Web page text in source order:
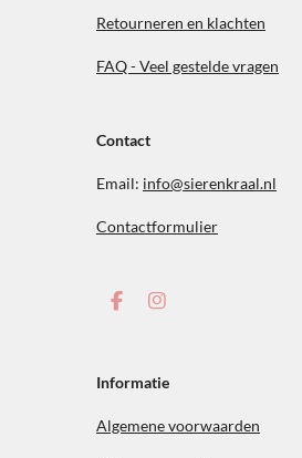
Retourneren en klachten
FAQ - Veel gestelde vragen
Contact
Email: info@sierenkraal.nl
Contactformulier
F
b
k
I
a
a
Informatie
Algemene voorwaarden